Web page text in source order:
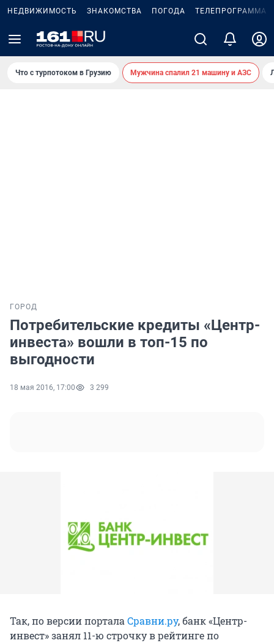
НЕДВИЖИМОСТЬ ЗНАКОМСТВА ПОГОДА ТЕЛЕПРОГРАММА
Что с турпотоком в Грузию Мужчина спалил 21 машину и АЗС
ГОРОД
Потребительские кредиты «Центр-
инвеста» вошли в топ-15 по
выгодности
18 мая 2016, 17:00 3 299
Так, по версии портала Сравни.ру, банк «Центр-
инвест» занял 11-ю строчку в рейтинге по